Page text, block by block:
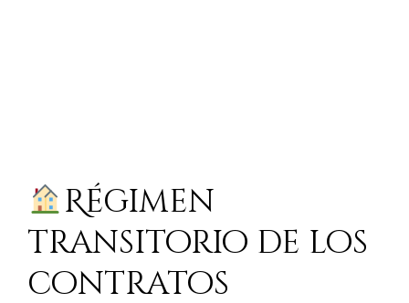
Régimen
transitorio de los
contratos